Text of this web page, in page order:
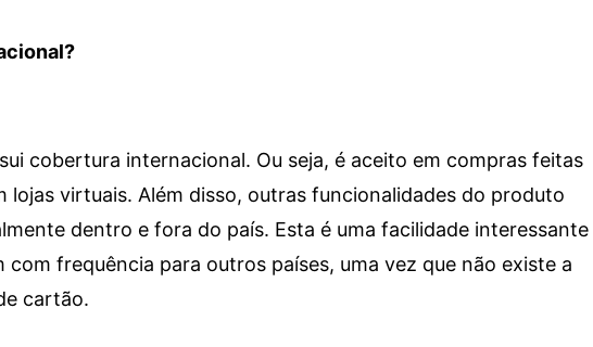
cobertura internacional. Ou seja, é aceito em compras feitas
lojas virtuais. Além disso, outras funcionalidades do produto
dentro e fora do país. Esta é uma facilidade interessante
com frequência para outros países, uma vez que não existe a
cartão.